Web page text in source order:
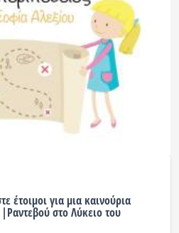
έτοιμοι για μια καινούρια
στο Λύκειο του